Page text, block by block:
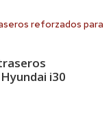
i30